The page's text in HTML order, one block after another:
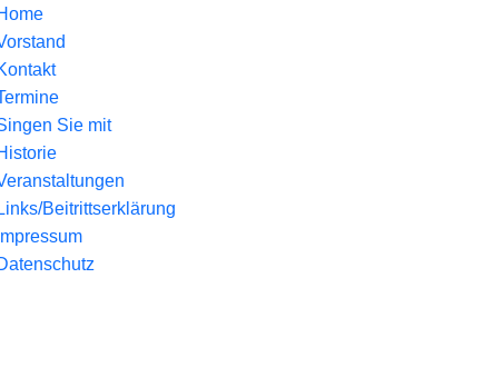
Sie mit
Links/Beitrittserklärung
Impressum